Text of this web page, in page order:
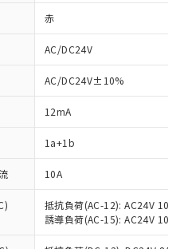
赤
AC/DC24V
AC/DC24V±10%
12mA
1a+1b
10A
抵抗負荷(AC-12): AC24V 10A/
誘導負荷(AC-15): AC24V
指令（10物質）の
が提供可能な商品で
令（10物質）の非含